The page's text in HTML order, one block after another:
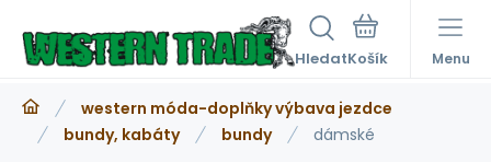
Hledat Menu
western móda-doplňky výbava jezdce
bundy, kabáty
bundy dámské